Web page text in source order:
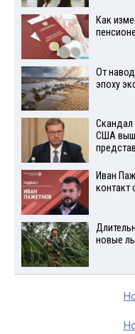
Как
От
эпоху
США
Иван
контакт
новые